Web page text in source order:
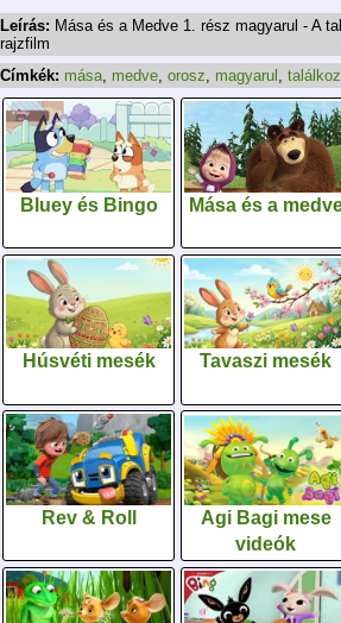
Leírás: Mása és a Medve 1. rész magyarul - A
rajzfilm
Címkék: mása, medve, orosz, magyarul ,
Bluey és Bingo Mása és a
Húsvéti mesék Tavaszi mesék
Rev & Roll
Agi Bagi mese
videók